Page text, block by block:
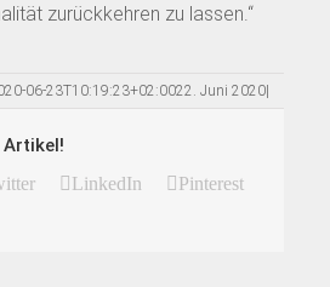
zurückkehren zu lassen.“
06-23T10:19:23+02:0022. Juni 2020|
Artikel!
LinkedIn
Pinterest